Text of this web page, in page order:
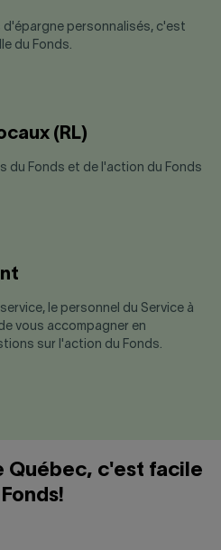
personnalisés, c'est
du Fonds.
(RL)
du Fonds et de l'action du Fonds
le personnel du Service à
vous accompagner en
sur l'action du Fonds.
Québec, c'est facile